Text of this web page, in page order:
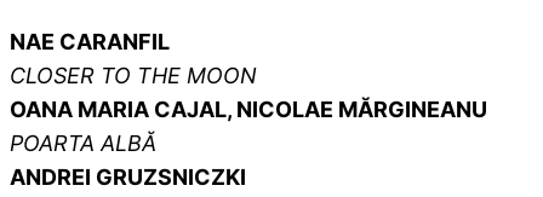
NAE CARANFIL
CLOSER TO THE MOON
OANA MARIA CAJAL, NICOLAE MĂRGINEANU
POARTA ALBĂ
ANDREI GRUZSNICZKI